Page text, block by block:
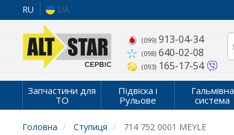
RU UA
(099)913-04-34
(098)640-02-08
(093)165-17-54
Запчастини для
ТО
Підвіска і
Рульове
Гальмівна
система
Головна Ступиця 714 752 0001 MEYLE